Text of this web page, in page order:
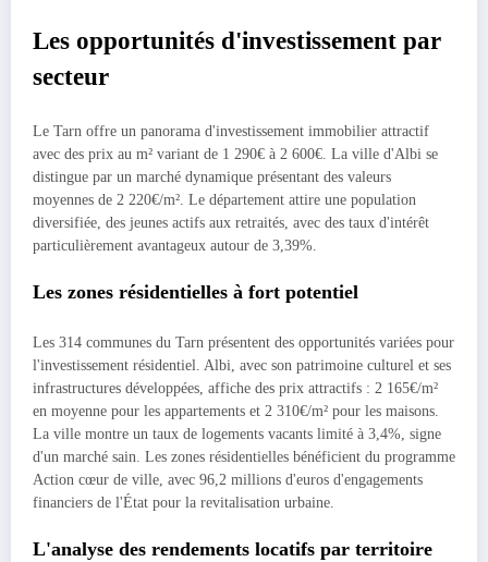
Les opportunités d'investissement par
secteur
Le Tarn offre un panorama d'investissement immobilier attractif
avec des prix au m² variant de 1 290€ à 2 600€. La ville d'Albi se
distingue par un marché dynamique présentant des valeurs
moyennes de 2 220€/m². Le département attire une population
diversifiée, des jeunes actifs aux retraités, avec des taux d'intérêt
particulièrement avantageux autour de 3,39%.
Les zones résidentielles à fort potentiel
Les 314 communes du Tarn présentent des opportunités variées pour
l'investissement résidentiel. Albi, avec son patrimoine culturel et ses
infrastructures développées, affiche des prix attractifs : 2 165€/m²
en moyenne pour les appartements et 2 310€/m² pour les maisons.
La ville montre un taux de logements vacants limité à 3,4%, signe
d'un marché sain. Les zones résidentielles bénéficient du programme
Action cœur de ville, avec 96,2 millions d'euros d'engagements
financiers de l'État pour la revitalisation urbaine.
L'analyse des rendements locatifs par territoire